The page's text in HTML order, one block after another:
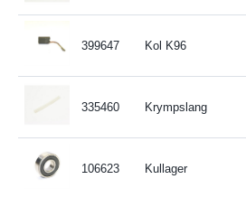
399647 Kol K96
335460 Krympslang
106623 Kullager